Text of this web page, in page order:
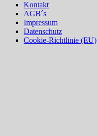
Kontakt
AGB´s
Impressum
Datenschutz
Cookie-Richtlinie (EU)